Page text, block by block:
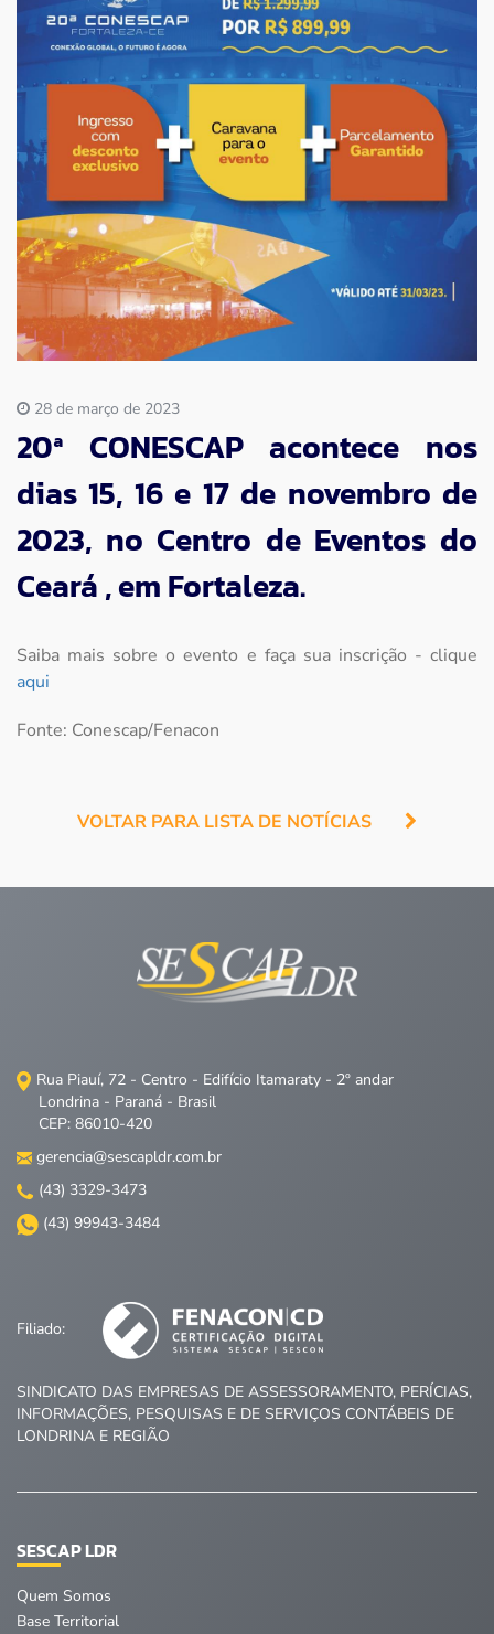
Imprensa
Contato
28 de março de 2023
20ª CONESCAP acontece nos
dias 15, 16 e 17 de novembro de
2023, no Centro de Eventos do
Ceará , em Fortaleza.
Saiba mais sobre o evento e faça sua inscrição - clique
aqui
Fonte: Conescap/Fenacon
VOLTAR PARA LISTA DE NOTÍCIAS
Rua Piauí, 72 - Centro - Edifício Itamaraty - 2º andar
Londrina - Paraná - Brasil
CEP: 86010-420
gerencia@sescapldr.com.br
(43) 3329-3473
(43) 99943-3484
Filiado:
SINDICATO DAS EMPRESAS DE ASSESSORAMENTO, PERÍCIAS,
INFORMAÇÕES, PESQUISAS E DE SERVIÇOS CONTÁBEIS DE
LONDRINA E REGIÃO
SESCAP LDR
Quem Somos
Base Territorial